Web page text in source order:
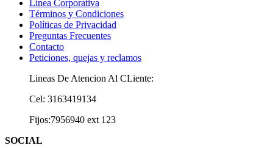
Línea Corporativa
Términos y Condiciones
Políticas de Privacidad
Preguntas Frecuentes
Contacto
Peticiones, quejas y reclamos
Lineas De Atencion Al CLiente:
Cel: 3163419134
Fijos:7956940 ext 123
SOCIAL